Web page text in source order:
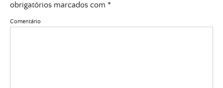
obrigatórios marcados com *
Comentário